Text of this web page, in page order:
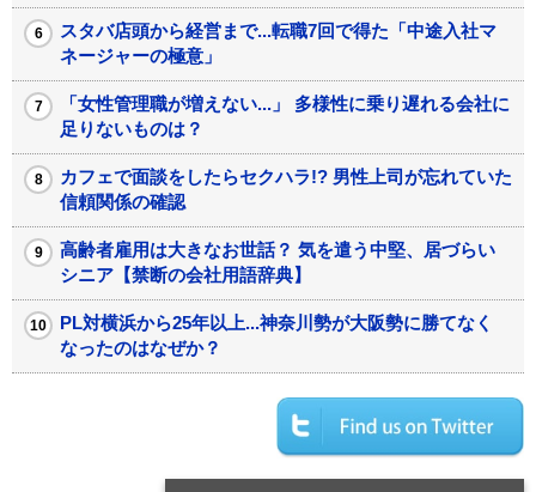
スタバ店頭から経営まで...転職7回で得た「中途入社マ
ネージャーの極意」
「女性管理職が増えない...」 多様性に乗り遅れる会社に
足りないものは？
カフェで面談をしたらセクハラ!? 男性上司が忘れていた
信頼関係の確認
高齢者雇用は大きなお世話？ 気を遣う中堅、居づらい
シニア【禁断の会社用語辞典】
PL対横浜から25年以上...神奈川勢が大阪勢に勝てなく
なったのはなぜか？